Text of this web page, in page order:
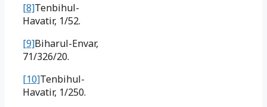
[8]Tenbihul-
Havatir, 1/52.
[9]Biharul-Envar,
71/326/20.
[10]Tenbihul-
Havatir, 1/250.